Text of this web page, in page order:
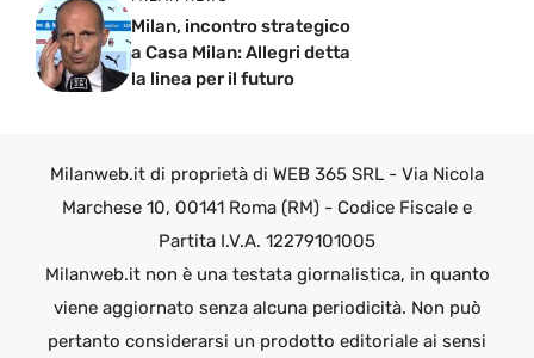
Milan, incontro strategico
a Casa Milan: Allegri detta
la linea per il futuro
Milanweb.it di proprietà di WEB 365 SRL - Via Nicola
Marchese 10, 00141 Roma (RM) - Codice Fiscale e
Partita I.V.A. 12279101005
Milanweb.it non è una testata giornalistica, in quanto
viene aggiornato senza alcuna periodicità. Non può
pertanto considerarsi un prodotto editoriale ai sensi